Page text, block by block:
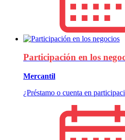
Participación en los
Mercantil
¿Préstamo o cuenta en